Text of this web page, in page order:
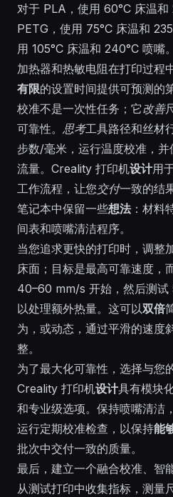
对于 PLA，使用 60°C 床温
PETG，使用 75°C 床温和
用 105°C 床温和 240°C 喷嘴
加热器和热敏电阻在打印过程
有限的设置时间提供可预测的
校准不是一次性任务；它改善
可靠性。 思考工具路径和丝材
步数/毫米，运行温度校准，
流量。Creality 打印机设计用
工作流程，让您交付一致的结
笔记本中保留一些想法：材料
间表和喷嘴清洁程序。
当您追求更快的打印时，调整
床面；目标是最高可靠速度，
40–60 mm/s 开始，然后测试
以处理额外热量。这可以双倍
为，或动态 ，通过平滑的速度
整。
为了最大化可靠性，选择与您
Creality 打印机设计具有模块
和专业级选项。保持喷嘴清洁
运行定期校准检查，以保持能
批次中交付一致的质量。
最后，建立一个融合校准、智
从测试打印中收集指标，测量